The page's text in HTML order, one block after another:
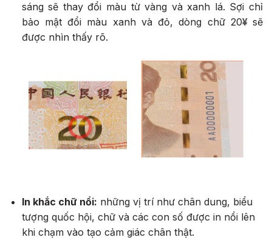
sáng sẽ thay đổi màu từ vàng và xanh lá. Sợi chỉ
bảo mật đổi màu xanh và đỏ, dòng chữ 20¥sẽ
được nhìn thấy rõ.
In khắc chữ nổi: những vị trí như chân dung, biểu
tượng quốc hội, chữ và các con số được in nổi lên
khi chạm vào tạo cảm giác chân thật.